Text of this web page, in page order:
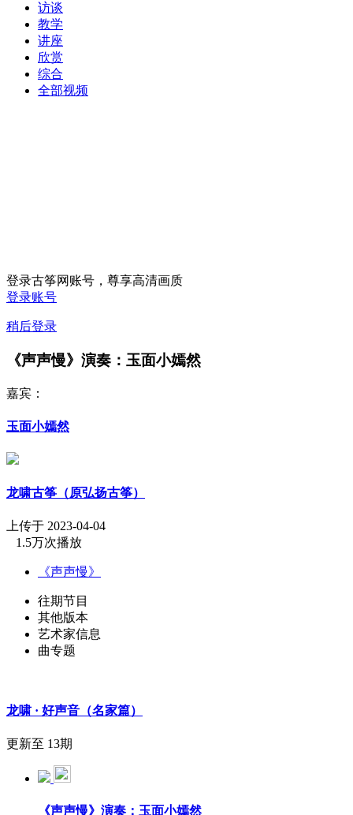
访谈
教学
讲座
欣赏
综合
全部视频
登录古筝网账号，尊享高清画质
登录账号
稍后登录
《声声慢》演奏：玉面小嫣然
嘉宾：
玉面小嫣然
龙啸古筝（原弘扬古筝）
上传于 2023-04-04
1.5万次播放
《声声慢》
往期节目
其他版本
艺术家信息
曲专题
龙啸 · 好声音（名家篇）
更新至 13期
《声声慢》演奏：玉面小嫣然